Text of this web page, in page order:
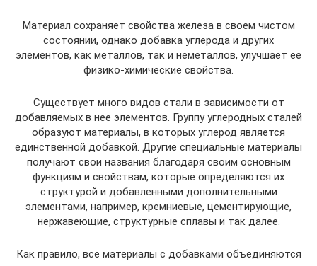
Материал сохраняет свойства железа в своем чистом
состоянии, однако добавка углерода и других
элементов, как металлов, так и неметаллов, улучшает ее
физико-химические свойства.
Существует много видов стали в зависимости от
добавляемых в нее элементов. Группу углеродных сталей
образуют материалы, в которых углерод является
единственной добавкой. Другие специальные материалы
получают свои названия благодаря своим основным
функциям и свойствам, которые определяются их
структурой и добавленными дополнительными
элементами, например, кремниевые, цементирующие,
нержавеющие, структурные сплавы и так далее.
Как правило, все материалы с добавками объединяются